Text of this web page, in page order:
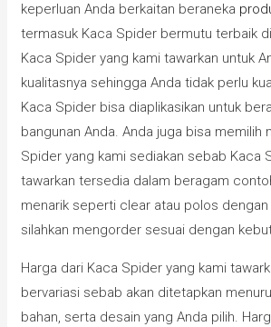
keperluan Anda berkaitan beraneka
termasuk Kaca Spider bermutu terbaik
Kaca Spider yang kami tawarkan untuk
kualitasnya sehingga Anda tidak perlu
Kaca Spider bisa diaplikasikan untuk
bangunan Anda. Anda juga bisa memilih
Spider yang kami sediakan sebab Kaca
tawarkan tersedia dalam beragam
menarik seperti clear atau polos
silahkan mengorder sesuai dengan
Harga dari Kaca Spider yang kami
bervariasi sebab akan ditetapkan
bahan, serta desain yang Anda pilih.